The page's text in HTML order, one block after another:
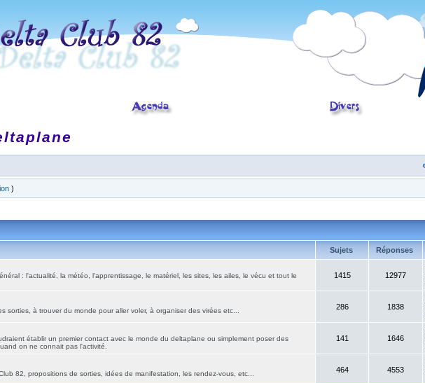
)
Sujets Réponses
: l'actualité, la météo, l'apprentissage, le matériel, les sites, les ailes, le vécu et tout le
1415 12977
sorties, à trouver du monde pour aller voler, à organiser des virées etc... 286 1838
établir un premier contact avec le monde du deltaplane ou simplement poser des
on ne connait pas l'activité.
141 1646
82, propositions de sorties, idées de manifestation, les rendez-vous, etc... 464 4553